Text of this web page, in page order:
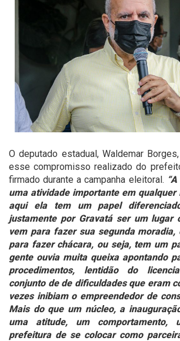
O deputado estadual, Waldemar
esse compromisso realizado do
firmado durante a campanha eleitoral.
uma atividade importante em qualquer
aqui ela tem um papel
justamente por Gravatá ser um lugar
vem para fazer sua segunda
para fazer chácara, ou seja, tem um
gente ouvia muita queixa apontando
procedimentos, lentidão do
conjunto de de dificuldades que eram
vezes inibiam o empreendedor de
Mais do que um núcleo, a
uma atitude, um comportamento,
prefeitura de se colocar como